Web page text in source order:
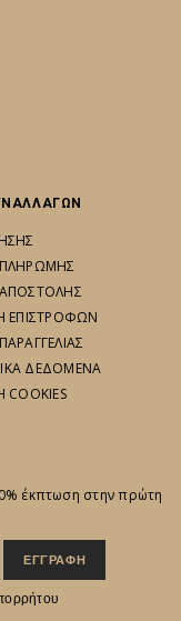
ΕΠΙΣΤΡΟΦΩΝ
ΔΕΔΟΜΕΝΑ
COOKIES
έκπτωση στην πρώτη